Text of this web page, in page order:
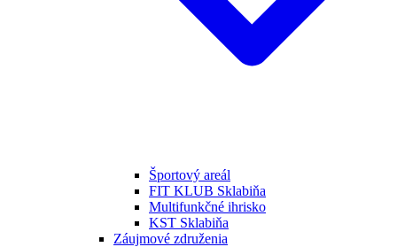
Športový areál
FIT KLUB Sklabiňa
Multifunkčné ihrisko
KST Sklabiňa
Záujmové združenia